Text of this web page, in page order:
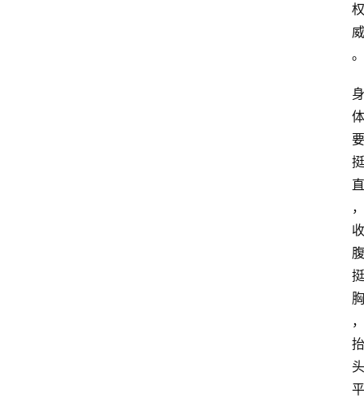
权
威
。
身
体
要
挺
直
，
收
腹
挺
胸
，
抬
头
平